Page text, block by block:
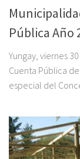
Pública Año
Yungay, viernes
Cuenta Pública
especial del